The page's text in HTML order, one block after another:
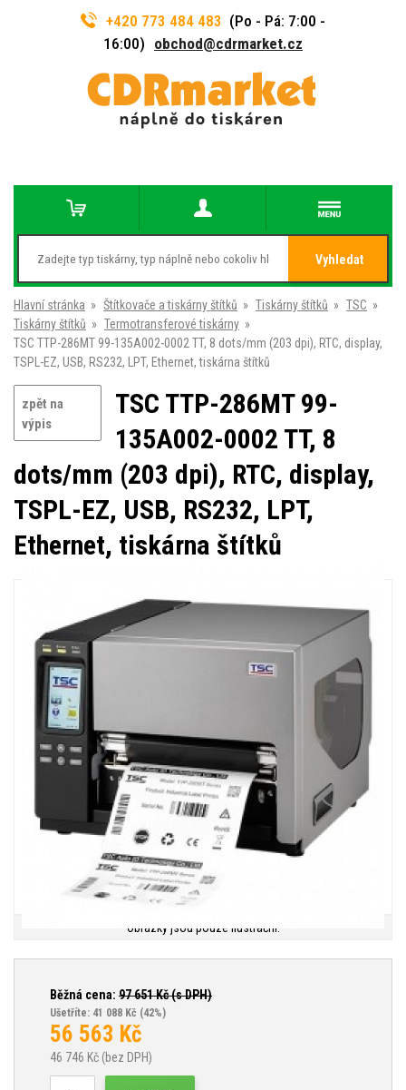
+420 773 484 483 (Po - Pá: 7:00 -
16:00) obchod@cdrmarket.cz
Vyhledat
Hlavní stránka » Štítkovače a tiskárny štítků » Tiskárny štítků » TSC »
Tiskárny štítků » Termotransferové tiskárny »
TSC TTP-286MT 99-135A002-0002 TT, 8 dots/mm (203 dpi), RTC, display,
TSPL-EZ, USB, RS232, LPT, Ethernet, tiskárna štítků
zpět na
výpis
TSC TTP-286MT 99-
135A002-0002 TT, 8
dots/mm (203 dpi), RTC, display,
TSPL-EZ, USB, RS232, LPT,
Ethernet, tiskárna štítků
Obrázky jsou pouze ilustrační.
Běžná cena: 97 651Kč (s DPH)
Ušetříte: 41 088 Kč (42%)
56 563 Kč
46 746 Kč (bez DPH)